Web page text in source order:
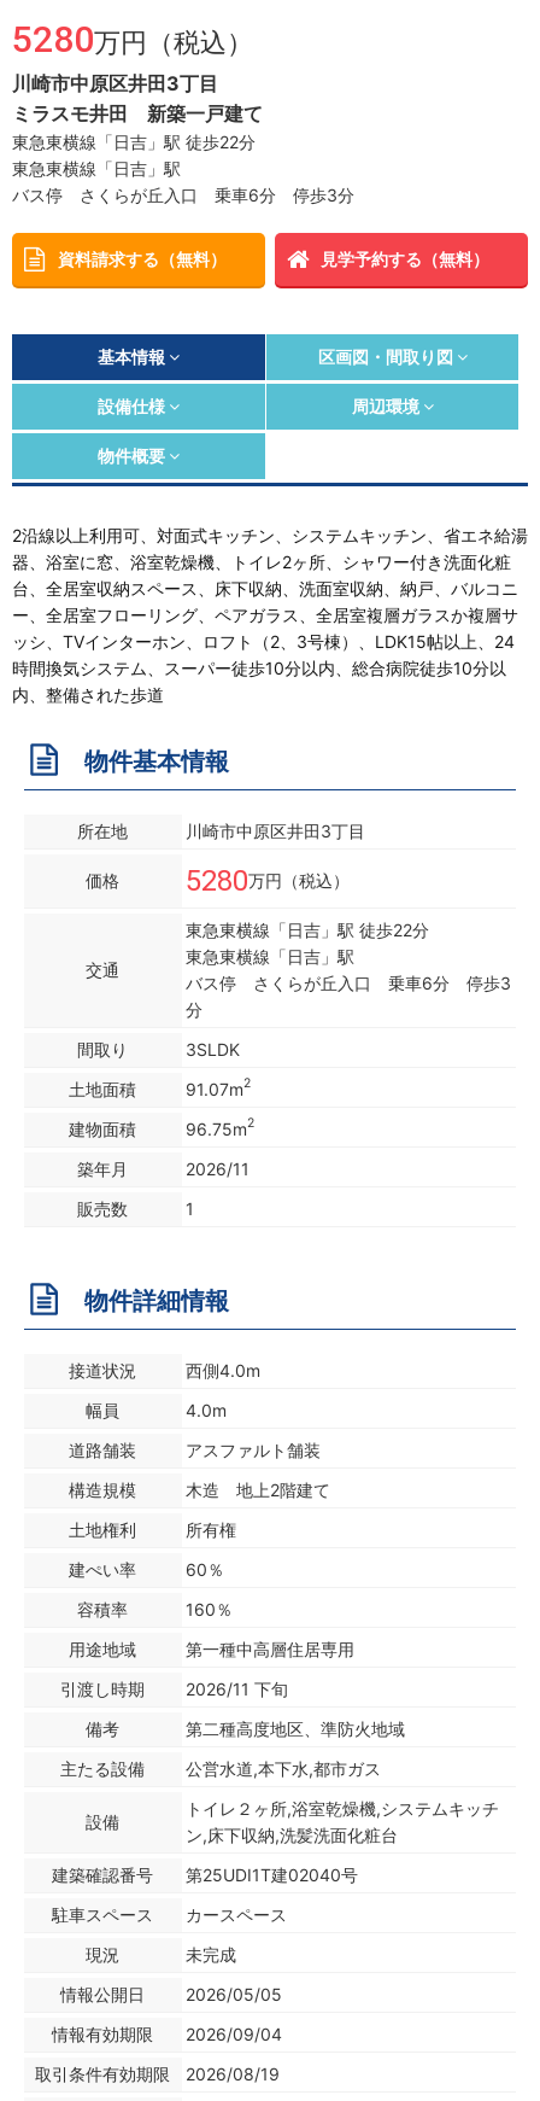
5280万円（税込）
川崎市中原区井田3丁目
ミラスモ井田 新築一戸建て
東急東横線「日吉」駅 徒歩22分
東急東横線「日吉」駅
バス停 さくらが丘入口 乗車6分 停歩3分
資料請求する（無料） 見学予約する（無料）
基本情報 区画図・間取り図
設備仕様 周辺環境
物件概要
2沿線以上利用可、対面式キッチン、システムキッチン、省エネ給湯
器、浴室に窓、浴室乾燥機、トイレ2ヶ所、シャワー付き洗面化粧
台、全居室収納スペース、床下収納、洗面室収納、納戸、バルコニ
ー、全居室フローリング、ペアガラス、全居室複層ガラスか複層サ
ッシ、TVインターホン、ロフト（2、3号棟）、LDK15帖以上、24
時間換気システム、スーパー徒歩10分以内、総合病院徒歩10分以
内、整備された歩道
物件基本情報
所在地 川崎市中原区井田3丁目
価格 5280万円（税込）
交通
東急東横線「日吉」駅 徒歩22分
東急東横線「日吉」駅
バス停 さくらが丘入口 乗車6分 停歩3
分
間取り
3SLDK
土地面積
91.07m2
建物面積 96.75m2
築年月
2026/11
販売数
1
物件詳細情報
接道状況
西側4.0m
幅員
4.0m
道路舗装
アスファルト舗装
構造規模
木造 地上2階建て
土地権利
所有権
建ぺい率
60％
容積率
160％
用途地域
第一種中高層住居専用
引渡し時期
2026/11 下旬
備考
第二種高度地区、準防火地域
主たる設備
公営水道,本下水,都市ガス
設備
トイレ２ヶ所,浴室乾燥機,システムキッチ
ン,床下収納,洗髪洗面化粧台
建築確認番号
第25UDI1T建02040号
駐車スペース
カースペース
現況
未完成
情報公開日
2026/05/05
情報有効期限
2026/09/04
取引条件有効期限
2026/08/19